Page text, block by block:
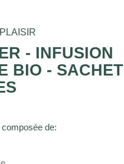
- INFUSION
BIO - SACHET
de: